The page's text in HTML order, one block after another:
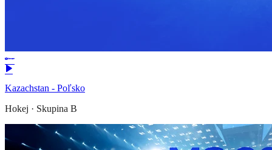
Kazachstan - Poľsko
Hokej · Skupina B